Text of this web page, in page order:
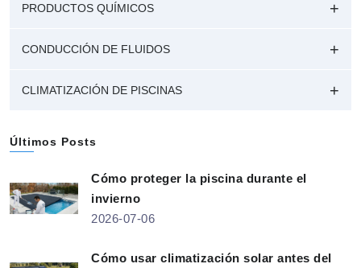
PRODUCTOS QUÍMICOS
CONDUCCIÓN DE FLUIDOS
CLIMATIZACIÓN DE PISCINAS
Últimos Posts
Cómo proteger la piscina durante el
invierno
2026-07-06
Cómo usar climatización solar antes del